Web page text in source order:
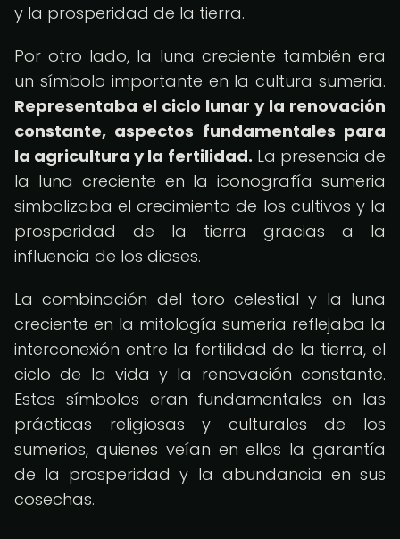
y la prosperidad de la tierra.
Por otro lado, la luna creciente también era
un símbolo importante en la cultura sumeria.
Representaba el ciclo lunar y la renovación
constante, aspectos fundamentales para
la agricultura y la fertilidad. La presencia de
la luna creciente en la iconografía sumeria
simbolizaba el crecimiento de los cultivos y la
prosperidad de la tierra gracias a la
influencia de los dioses.
La combinación del toro celestial y la luna
creciente en la mitología sumeria reflejaba la
interconexión entre la fertilidad de la tierra, el
ciclo de la vida y la renovación constante.
Estos símbolos eran fundamentales en las
prácticas religiosas y culturales de los
sumerios, quienes veían en ellos la garantía
de la prosperidad y la abundancia en sus
cosechas.